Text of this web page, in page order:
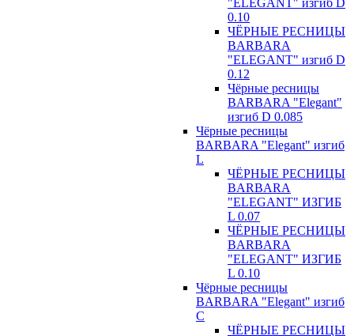
"ELEGANT" изгиб D
0.10
ЧЁРНЫЕ РЕСНИЦЫ
BARBARA
"ELEGANT" изгиб D
0.12
Чёрные ресницы
BARBARA "Elegant"
изгиб D 0.085
Чёрные ресницы
BARBARA "Elegant" изгиб
L
ЧЁРНЫЕ РЕСНИЦЫ
BARBARA
"ELEGANT" ИЗГИБ
L 0.07
ЧЁРНЫЕ РЕСНИЦЫ
BARBARA
"ELEGANT" ИЗГИБ
L 0.10
Чёрные ресницы
BARBARA "Elegant" изгиб
С
ЧЁРНЫЕ РЕСНИЦЫ